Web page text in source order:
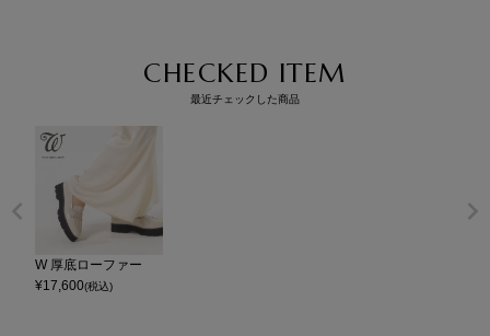
CHECKED ITEM
最近チェックした商品
W 厚底ローファー
¥17,600(税込)